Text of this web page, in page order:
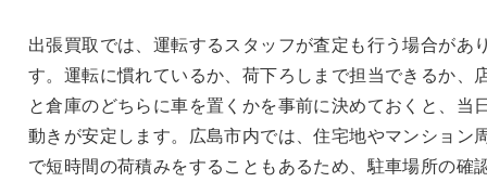
出張買取では、運転するスタッフが査定も行う場合があ
す。運転に慣れているか、荷下ろしまで担当できるか、
と倉庫のどちらに車を置くかを事前に決めておくと、当
動きが安定します。広島市内では、住宅地やマンション
で短時間の荷積みをすることもあるため、駐車場所の確